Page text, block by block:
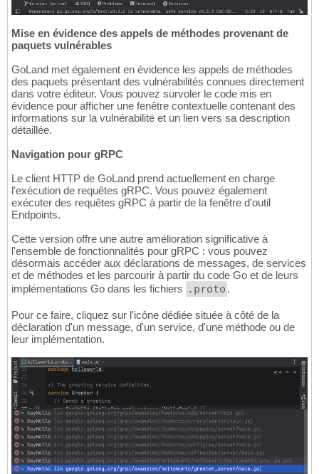
Mise en évidence des appels de méthodes provenant de
paquets vulnérables
GoLand met également en évidence les appels de méthodes
des paquets présentant des vulnérabilités connues directement
dans votre éditeur. Vous pouvez survoler le code mis en
évidence pour afficher une fenêtre contextuelle contenant des
informations sur la vulnérabilité et un lien vers sa description
détaillée.
Navigation pour gRPC
Le client HTTP de GoLand prend actuellement en charge
l'exécution de requêtes gRPC. Vous pouvez également
exécuter des requêtes gRPC à partir de la fenêtre d'outil
Endpoints.
Cette version offre une autre amélioration significative à
l'ensemble de fonctionnalités pour gRPC : vous pouvez
désormais accéder aux déclarations de messages, de services
et de méthodes et les parcourir à partir du code Go et de leurs
implémentations Go dans les fichiers .proto .
Pour ce faire, cliquez sur l'icône dédiée située à côté de la
déclaration d'un message, d'un service, d'une méthode ou de
leur implémentation.